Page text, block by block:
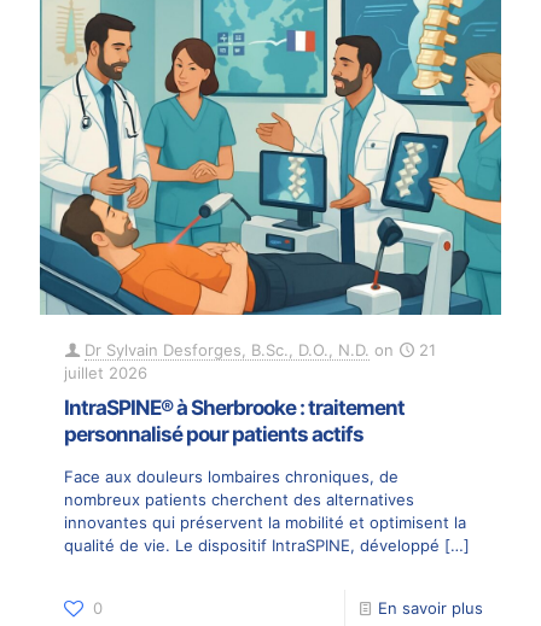
Dr Sylvain Desforges, B.Sc., D.O., N.D. on
21
juillet 2026
IntraSPINE® à Sherbrooke : traitement
personnalisé pour patients actifs
Face aux douleurs lombaires chroniques, de
nombreux patients cherchent des alternatives
innovantes qui préservent la mobilité et optimisent la
qualité de vie. Le dispositif IntraSPINE, développé […]
0 En savoir plus